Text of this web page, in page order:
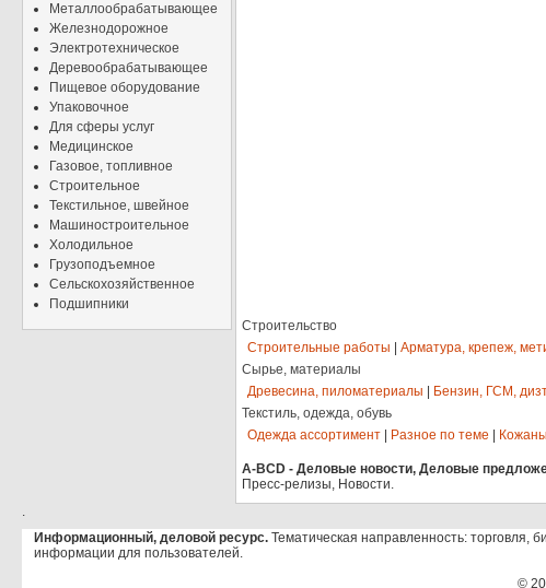
Металлообрабатывающее
Железнодорожное
Электротехническое
Деревообрабатывающее
Пищевое оборудование
Упаковочное
Для сферы услуг
Медицинское
Газовое, топливное
Строительное
Текстильное, швейное
Машиностроительное
Холодильное
Грузоподъемное
Сельскохозяйственное
Подшипники
Строительство
Строительные работы
Арматура, крепеж,
Сырье, материалы
Древесина, пиломатериалы
Бензин, ГСМ,
Текстиль, одежда, обувь
Одежда ассортимент
Разное по теме
A-BCD - Деловые новости, Деловые
Пресс-релизы, Новости.
.
Информационный, деловой ресурс. Тематическая направленность:
информации для пользователей.
©